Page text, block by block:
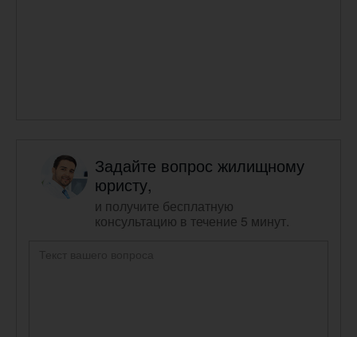
Задайте вопрос жилищному
юристу,
и получите бесплатную
консультацию в течение 5 минут.